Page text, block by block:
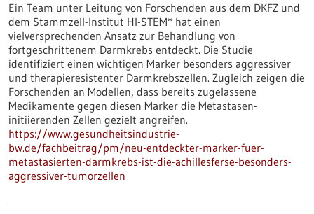
Ein Team unter Leitung von Forschenden aus dem DKFZ und
dem Stammzell-Institut HI-STEM* hat einen
vielversprechenden Ansatz zur Behandlung von
fortgeschrittenem Darmkrebs entdeckt. Die Studie
identifiziert einen wichtigen Marker besonders aggressiver
und therapieresistenter Darmkrebszellen. Zugleich zeigen die
Forschenden an Modellen, dass bereits zugelassene
Medikamente gegen diesen Marker die Metastasen-
initiierenden Zellen gezielt angreifen.
https://www.gesundheitsindustrie-
bw.de/fachbeitrag/pm/neu-entdeckter-marker-fuer-
metastasierten-darmkrebs-ist-die-achillesferse-besonders-
aggressiver-tumorzellen